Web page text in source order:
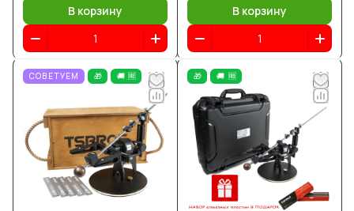
В корзину В корзину
СОВЕТУЕМ 🎁 🚚 🆓 🎁 🚚 🆓